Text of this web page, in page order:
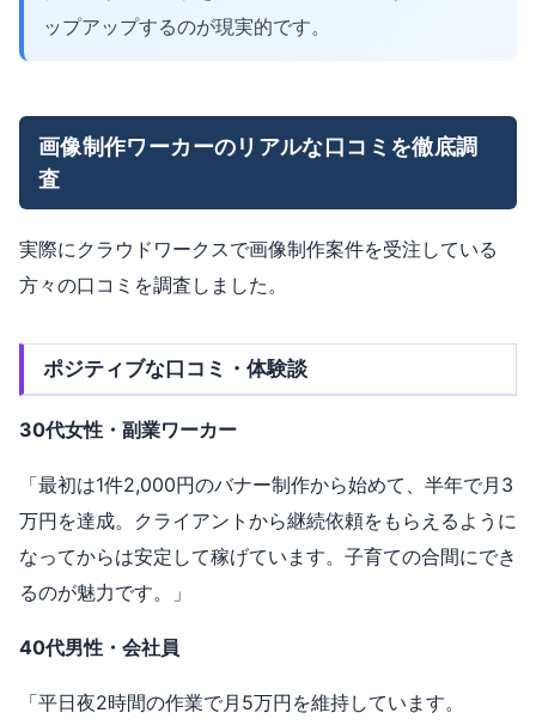
ップアップするのが現実的です。
画像制作ワーカーのリアルな口コミを徹底調
査
実際にクラウドワークスで画像制作案件を受注している
方々の口コミを調査しました。
ポジティブな口コミ・体験談
30代女性・副業ワーカー
「最初は1件2,000円のバナー制作から始めて、半年で月3
万円を達成。クライアントから継続依頼をもらえるように
なってからは安定して稼げています。子育ての合間にでき
るのが魅力です。」
40代男性・会社員
「平日夜2時間の作業で月5万円を維持しています。